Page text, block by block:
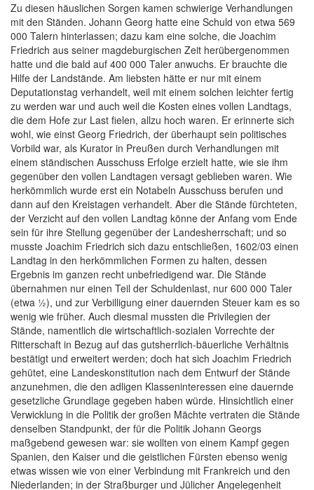
Zu diesen häuslichen Sorgen kamen schwierige Verhandlungen
mit den Ständen. Johann Georg hatte eine Schuld von etwa 569
000 Talern hinterlassen; dazu kam eine solche, die Joachim
Friedrich aus seiner magdeburgischen Zeit herübergenommen
hatte und die bald auf 400 000 Taler anwuchs. Er brauchte die
Hilfe der Landstände. Am liebsten hätte er nur mit einem
Deputationstag verhandelt, weil mit einem solchen leichter fertig
zu werden war und auch weil die Kosten eines vollen Landtags,
die dem Hofe zur Last fielen, allzu hoch waren. Er erinnerte sich
wohl, wie einst Georg Friedrich, der überhaupt sein politisches
Vorbild war, als Kurator in Preußen durch Verhandlungen mit
einem ständischen Ausschuss Erfolge erzielt hatte, wie sie ihm
gegenüber den vollen Landtagen versagt geblieben waren. Wie
herkömmlich wurde erst ein Notabeln Ausschuss berufen und
dann auf den Kreistagen verhandelt. Aber die Stände fürchteten,
der Verzicht auf den vollen Landtag könne der Anfang vom Ende
sein für ihre Stellung gegenüber der Landesherrschaft; und so
musste Joachim Friedrich sich dazu entschließen, 1602/03 einen
Landtag in den herkömmlichen Formen zu halten, dessen
Ergebnis im ganzen recht unbefriedigend war. Die Stände
übernahmen nur einen Teil der Schuldenlast, nur 600 000 Taler
(etwa ½), und zur Verbilligung einer dauernden Steuer kam es so
wenig wie früher. Auch diesmal mussten die Privilegien der
Stände, namentlich die wirtschaftlich-sozialen Vorrechte der
Ritterschaft in Bezug auf das gutsherrlich-bäuerliche Verhältnis
bestätigt und erweitert werden; doch hat sich Joachim Friedrich
gehütet, eine Landeskonstitution nach dem Entwurf der Stände
anzunehmen, die den adligen Klasseninteressen eine dauernde
gesetzliche Grundlage gegeben haben würde. Hinsichtlich einer
Verwicklung in die Politik der großen Mächte vertraten die Stände
denselben Standpunkt, der für die Politik Johann Georgs
maßgebend gewesen war: sie wollten von einem Kampf gegen
Spanien, den Kaiser und die geistlichen Fürsten ebenso wenig
etwas wissen wie von einer Verbindung mit Frankreich und den
Niederlanden; in der Straßburger und Jülicher Angelegenheit